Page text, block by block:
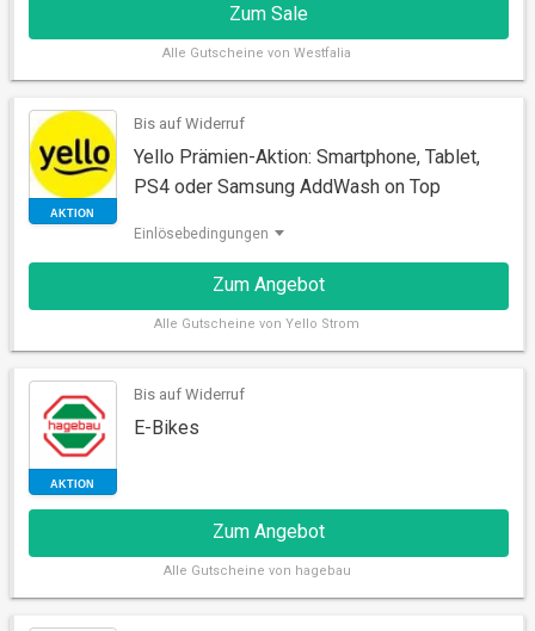
Zum Sale
Alle Gutscheine von Westfalia
Bis auf Widerruf
Yello Prämien-Aktion: Smartphone, Tablet,
PS4 oder Samsung AddWash on Top
Einlösebedingungen
Zum Angebot
Alle Gutscheine von Yello Strom
Bis auf Widerruf
E-Bikes
Zum Angebot
Alle Gutscheine von hagebau